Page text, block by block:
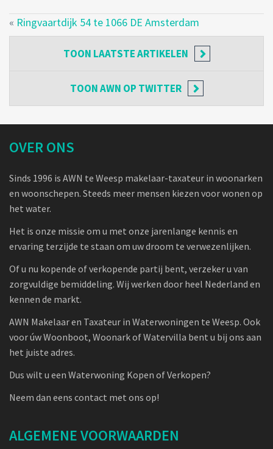
« Ringvaartdijk 54 te 1066 DE Amsterdam
TOON LAATSTE ARTIKELEN
TOONAWN OP TWITTER
OVER ONS
Sinds 1996 is AWN te Weesp makelaar-taxateur in woonarken
en woonschepen. Steeds meer mensen kiezen voor wonen op
het water.
Het is onze missie om u met onze jarenlange kennis en
ervaring terzijde te staan om uw droom te verwezenlijken.
Of u nu kopende of verkopende partij bent, verzeker u van
zorgvuldige bemiddeling. Wij werken door heel Nederland en
kennen de markt.
AWN Makelaar en Taxateur in Waterwoningen te Weesp. Ook
voor úw Woonboot, Woonark of Watervilla bent u bij ons aan
het juiste adres.
Dus wilt u een Waterwoning Kopen of Verkopen?
Neem dan eens contact met ons op!
ALGEMENE VOORWAARDEN